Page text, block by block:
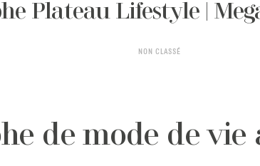
Plateau Lifestyle |
NON CLASSÉ
de mode de vie
FAMILY & OLDER BABY